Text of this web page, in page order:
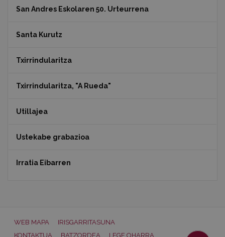
San Andres Eskolaren 50. Urteurrena
Santa Kurutz
Txirrindularitza
Txirrindularitza, "A Rueda"
Utillajea
Ustekabe grabazioa
Irratia Eibarren
WEB MAPA
IRISGARRITASUNA
KONTAKTUA
BATZORDEA LEGE OHARRA